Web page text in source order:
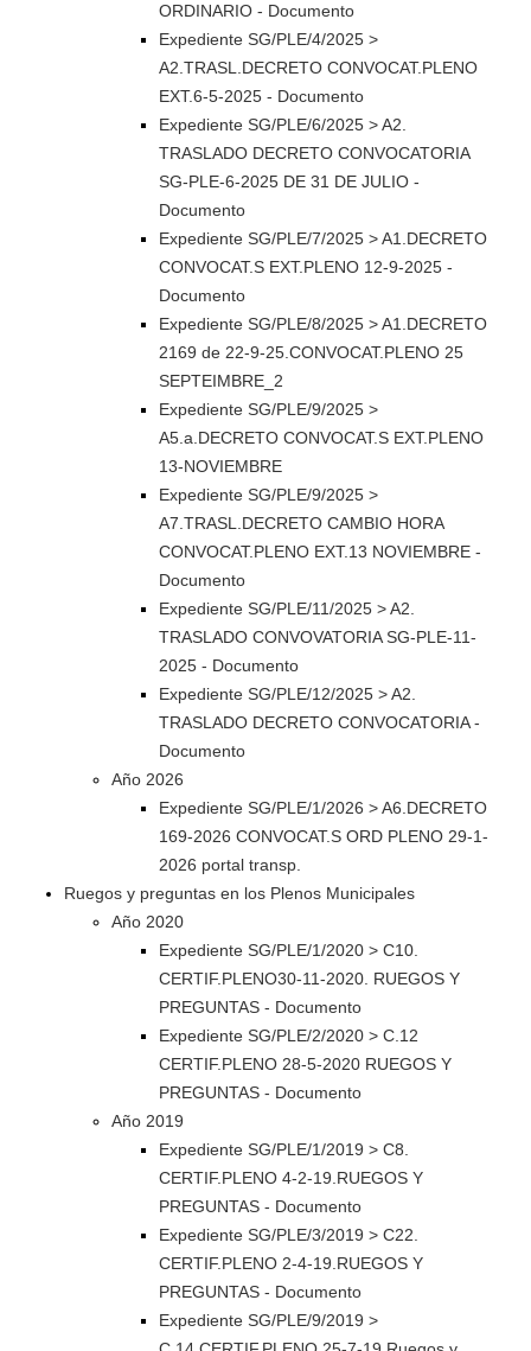
ORDINARIO - Documento
Expediente SG/PLE/4/2025 >
A2.TRASL.DECRETO CONVOCAT.PLENO
EXT.6-5-2025 - Documento
Expediente SG/PLE/6/2025 > A2.
TRASLADO DECRETO CONVOCATORIA
SG-PLE-6-2025 DE 31 DE JULIO -
Documento
Expediente SG/PLE/7/2025 > A1.DECRETO
CONVOCAT.S EXT.PLENO 12-9-2025 -
Documento
Expediente SG/PLE/8/2025 > A1.DECRETO
2169 de 22-9-25.CONVOCAT.PLENO 25
SEPTEIMBRE_2
Expediente SG/PLE/9/2025 >
A5.a.DECRETO CONVOCAT.S EXT.PLENO
13-NOVIEMBRE
Expediente SG/PLE/9/2025 >
A7.TRASL.DECRETO CAMBIO HORA
CONVOCAT.PLENO EXT.13 NOVIEMBRE -
Documento
Expediente SG/PLE/11/2025 > A2.
TRASLADO CONVOVATORIA SG-PLE-11-
2025 - Documento
Expediente SG/PLE/12/2025 > A2.
TRASLADO DECRETO CONVOCATORIA -
Documento
Año 2026
Expediente SG/PLE/1/2026 > A6.DECRETO
169-2026 CONVOCAT.S ORD PLENO 29-1-
2026 portal transp.
Ruegos y preguntas en los Plenos Municipales
Año 2020
Expediente SG/PLE/1/2020 > C10.
CERTIF.PLENO30-11-2020. RUEGOS Y
PREGUNTAS - Documento
Expediente SG/PLE/2/2020 > C.12
CERTIF.PLENO 28-5-2020 RUEGOS Y
PREGUNTAS - Documento
Año 2019
Expediente SG/PLE/1/2019 > C8.
CERTIF.PLENO 4-2-19.RUEGOS Y
PREGUNTAS - Documento
Expediente SG/PLE/3/2019 > C22.
CERTIF.PLENO 2-4-19.RUEGOS Y
PREGUNTAS - Documento
Expediente SG/PLE/9/2019 >